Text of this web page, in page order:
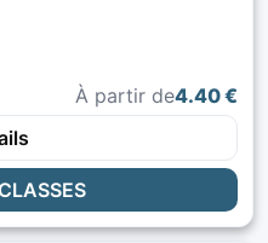
À partir de4.40 €